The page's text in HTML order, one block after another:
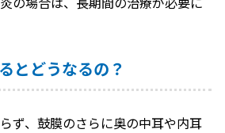
とどうなるの？
ず、鼓膜のさらに奥の中耳や内耳